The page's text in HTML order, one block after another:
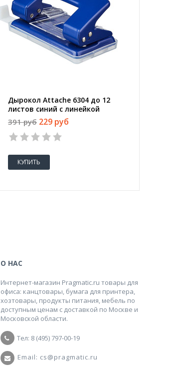
Дырокол Attache 6304 до 12
листов синий с линейкой
391 руб 229 руб
КУПИТЬ
О НАС
Интернет-магазин Pragmatic.ru товары для
офиса: канцтовары, бумага для принтера,
хозтовары, продукты питания, мебель по
доступным ценам с доставкой по Москве и
Московской области.
Тел: 8 (495) 797-00-19
Email: cs@pragmatic.ru